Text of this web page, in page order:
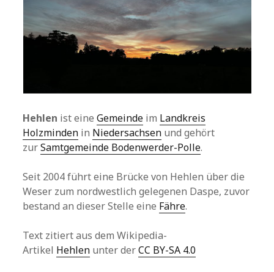
Hehlen ist eineGemeinde im Landkreis
Holzminden in Niedersachsen und gehört
zurSamtgemeinde Bodenwerder-Polle.
Seit 2004 führt eine Brücke von Hehlen über die
Weser zum nordwestlich gelegenen Daspe, zuvor
bestand an dieser Stelle eine Fähre.
Text zitiert aus dem Wikipedia-
Artikel Hehlen unter derCC BY-SA 4.0